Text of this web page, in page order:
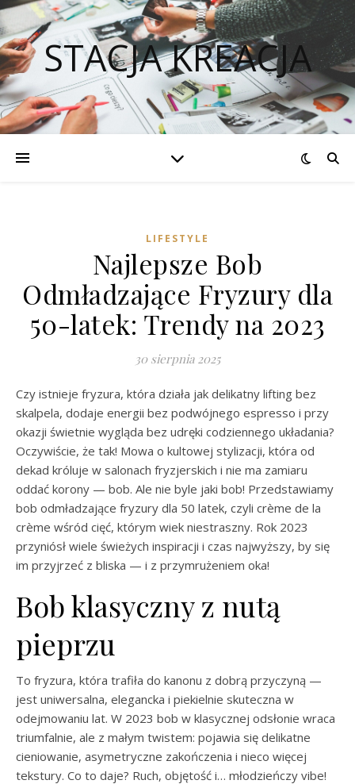
STACJA KREACJA
LIFESTYLE
Najlepsze Bob
Odmładzające Fryzury dla
50-latek: Trendy na 2023
30 sierpnia 2025
Czy istnieje fryzura, która działa jak delikatny lifting bez
skalpela, dodaje energii bez podwójnego espresso i przy
okazji świetnie wygląda bez udręki codziennego układania?
Oczywiście, że tak! Mowa o kultowej stylizacji, która od
dekad króluje w salonach fryzjerskich i nie ma zamiaru
oddać korony — bob. Ale nie byle jaki bob! Przedstawiamy
bob odmładzające fryzury dla 50 latek, czyli crème de la
crème wśród cięć, którym wiek niestraszny. Rok 2023
przyniósł wiele świeżych inspiracji i czas najwyższy, by się
im przyjrzeć z bliska — i z przymrużeniem oka!
Bob klasyczny z nutą
pieprzu
To fryzura, która trafiła do kanonu z dobrą przyczyną —
jest uniwersalna, elegancka i piekielnie skuteczna w
odejmowaniu lat. W 2023 bob w klasycznej odsłonie wraca
triumfalnie, ale z małym twistem: pojawia się delikatne
cieniowanie, asymetryczne zakończenia i nieco więcej
tekstury. Co to daje? Ruch, objętość i… młodzieńczy vibe!